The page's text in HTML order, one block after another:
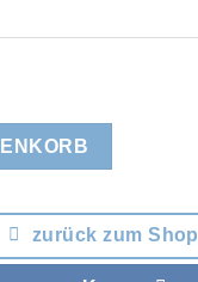
zurück zum Shop